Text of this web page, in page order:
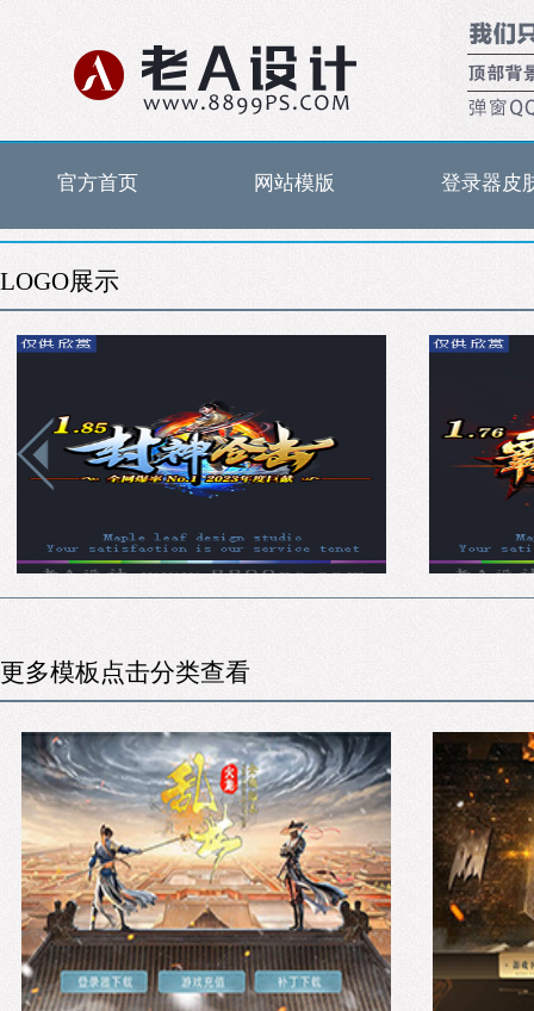
官方首页 网站模版 登录器皮
LOGO展示
更多模板点击分类查看